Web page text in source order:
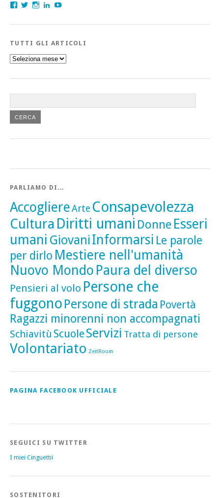
Facebook
Twitter
Instagram
LinkedIn
YouTube
TUTTI GLI ARTICOLI
Tutti
gli
PARLIAMO DI…
AccogliereArte Consapevolezza
Cultura Diritti umani Donne Esseri
umani GiovaniInformarsi Le parole
per dirlo Mestiere nell'umanità
Nuovo Mondo Paura del diverso
Pensieri al volo Persone che
fuggono Persone di strada Povertà
Ragazzi minorenni non accompagnati
Schiavitù ScuoleServizi Tratta di persone
Volontariato ZeitRoom
PAGINA FACEBOOK UFFICIALE
SEGUICI SU TWITTER
I miei Cinguettii
SOSTENITORI